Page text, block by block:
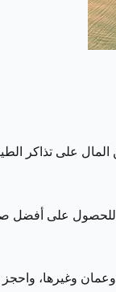
على تذاكر
للحصول على أفضل
وغيرها،